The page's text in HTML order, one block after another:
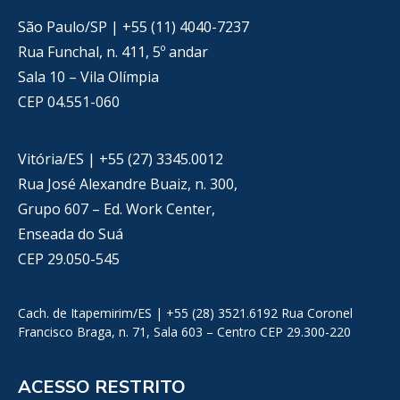
São Paulo/SP | +55 (11) 4040-7237
Rua Funchal, n. 411, 5º andar
Sala 10 – Vila Olímpia
CEP 04.551-060
Vitória/ES | +55 (27) 3345.0012
Rua José Alexandre Buaiz, n. 300,
Grupo 607 – Ed. Work Center,
Enseada do Suá
CEP 29.050-545
Cach. de Itapemirim/ES | +55 (28) 3521.6192 Rua Coronel
Francisco Braga, n. 71, Sala 603 – Centro CEP 29.300-220
ACESSO RESTRITO